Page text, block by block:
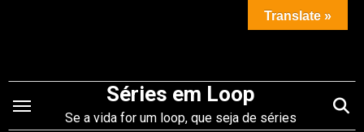
conteúdo
Séries em Loop
Se a vida for um loop, que seja de séries
Translate »